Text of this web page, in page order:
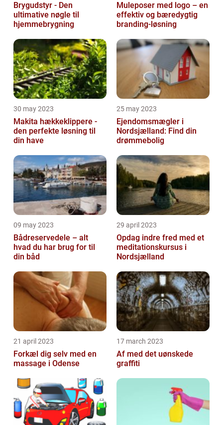
Brygudstyr - Den
ultimative nøgle til
hjemmebrygning
Muleposer med logo – en
effektiv og bæredygtig
branding-løsning
30 may 2023
Makita hækkeklippere -
den perfekte løsning til
din have
25 may 2023
Ejendomsmægler i
Nordsjælland: Find din
drømmebolig
09 may 2023
Bådreservedele – alt
hvad du har brug for til
din båd
29 april 2023
Opdag indre fred med et
meditationskursus i
Nordsjælland
21 april 2023
Forkæl dig selv med en
massage i Odense
17 march 2023
Af med det uønskede
graffiti